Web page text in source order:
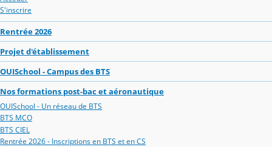
S'inscrire
Rentrée 2026
Projet d'établissement
OUISchool - Campus des BTS
Nos formations post-bac et aéronautique
OUISchool - Un réseau de BTS
BTS MCO
BTS CIEL
Rentrée 2026 - Inscriptions en BTS et en CS